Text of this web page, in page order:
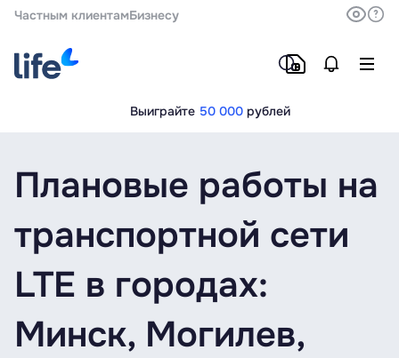
Частным клиентамБизнесу
Выиграйте 50 000 рублей
Плановые работы на
транспортной сети
LTE в городах:
Минск, Могилев,